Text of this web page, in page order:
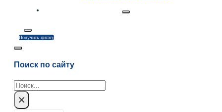
Получить цитату
Поиск по сайту
Поиск
×